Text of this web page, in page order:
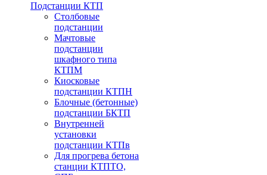
Подстанции КТП
Столбовые
подстанции
Мачтовые
подстанции
шкафного типа
КТПМ
Киосковые
подстанции КТПН
Блочные (бетонные)
подстанции БКТП
Внутренней
установки
подстанции КТПв
Для прогрева бетона
станции КТПТО,